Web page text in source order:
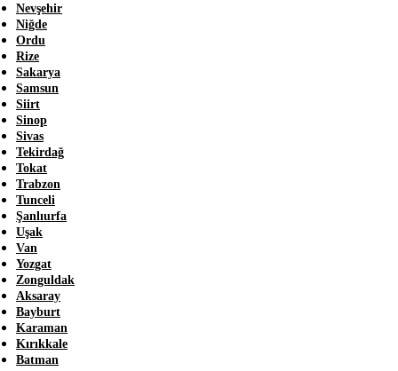
Nevşehir
Niğde
Ordu
Rize
Sakarya
Samsun
Siirt
Sinop
Sivas
Tekirdağ
Tokat
Trabzon
Tunceli
Şanlıurfa
Uşak
Van
Yozgat
Zonguldak
Aksaray
Bayburt
Karaman
Kırıkkale
Batman